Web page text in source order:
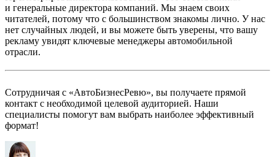
и генеральные директора компаний. Мы знаем своих
читателей, потому что с большинством знакомы лично. У нас
нет случайных людей, и вы можете быть уверены, что вашу
рекламу увидят ключевые менеджеры автомобильной
отрасли.
Сотрудничая с «АвтоБизнесРевю», вы получаете прямой
контакт с необходимой целевой аудиторией. Наши
специалисты помогут вам выбрать наиболее эффективный
формат!